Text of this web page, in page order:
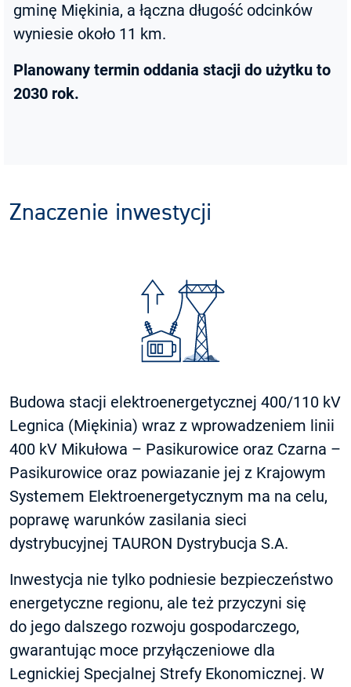
gminę Miękinia, a łączna długość odcinków
wyniesie około 11 km.
Planowany termin oddania stacji do użytku to
2030 rok.
Znaczenie inwestycji
Budowa stacji elektroenergetycznej 400/110 kV
Legnica (Miękinia) wraz z wprowadzeniem linii
400 kV Mikułowa – Pasikurowice oraz Czarna –
Pasikurowice oraz powiazanie jej z Krajowym
Systemem Elektroenergetycznym ma na celu,
poprawę warunków zasilania sieci
dystrybucyjnej TAURON Dystrybucja S.A.
Inwestycja nie tylko podniesie bezpieczeństwo
energetyczne regionu, ale też przyczyni się
do jego dalszego rozwoju gospodarczego,
gwarantując moce przyłączeniowe dla
Legnickiej Specjalnej Strefy Ekonomicznej. W